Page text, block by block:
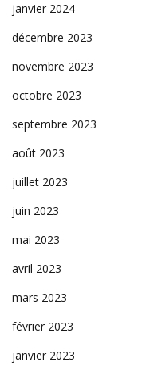
janvier 2024
décembre 2023
novembre 2023
octobre 2023
septembre 2023
août 2023
juillet 2023
juin 2023
mai 2023
avril 2023
mars 2023
février 2023
janvier 2023